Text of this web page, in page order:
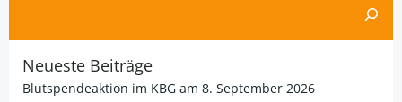
Neueste Beiträge
Blutspendeaktion im KBG am 8. September 2026